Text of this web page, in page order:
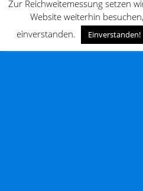
Zur Reichweitemessung setzen
Website weiterhin
einverstanden.
Einverstanden!